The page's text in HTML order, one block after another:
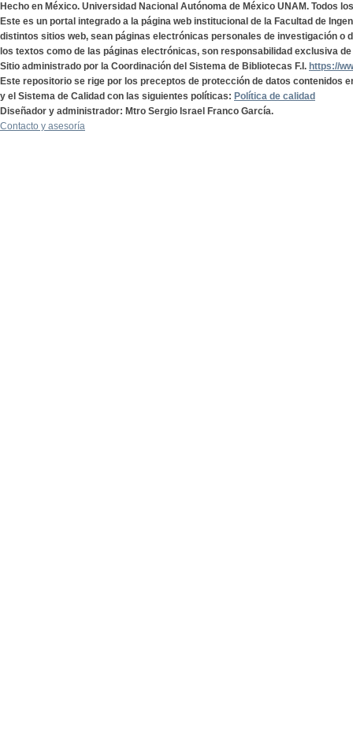
Hecho en México. Universidad Nacional Autónoma de México UNAM. Todos
Este es un portal integrado a la página web institucional de la Facultad de
distintos sitios web, sean páginas electrónicas personales de investigación o
los textos como de las páginas electrónicas, son responsabilidad exclusiva
Sitio administrado por la Coordinación del Sistema de Bibliotecas F.I. https://
Este repositorio se rige por los preceptos de protección de datos contenidos
y el Sistema de Calidad con las siguientes políticas: Política de calidad
Diseñador y administrador: Mtro Sergio Israel Franco García.
Contacto y asesoría